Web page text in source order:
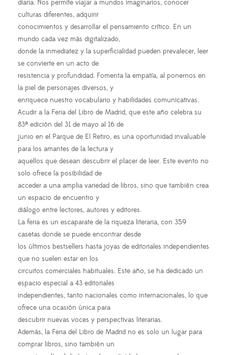
diaria. Nos permite viajar a mundos imaginarios, conocer
culturas diferentes, adquirir
conocimientos y desarrollar el pensamiento crítico. En un
mundo cada vez más digitalizado,
donde la inmediatez y la superficialidad pueden prevalecer, leer
se convierte en un acto de
resistencia y profundidad. Fomenta la empatía, al ponernos en
la piel de personajes diversos, y
enriquece nuestro vocabulario y habilidades comunicativas.
Acudir a la Feria del Libro de Madrid, que este año celebra su
83ª edición del 31 de mayo al 16 de
junio en el Parque de El Retiro, es una oportunidad invaluable
para los amantes de la lectura y
aquellos que desean descubrir el placer de leer. Este evento no
solo ofrece la posibilidad de
acceder a una amplia variedad de libros, sino que también crea
un espacio de encuentro y
diálogo entre lectores, autores y editores.
La feria es un escaparate de la riqueza literaria, con 359
casetas donde se puede encontrar desde
los últimos bestsellers hasta joyas de editoriales independientes
que no suelen estar en los
circuitos comerciales habituales. Este año, se ha dedicado un
espacio especial a 43 editoriales
independientes, tanto nacionales como internacionales, lo que
ofrece una ocasión única para
descubrir nuevas voces y perspectivas literarias.
Además, la Feria del Libro de Madrid no es solo un lugar para
comprar libros, sino también un